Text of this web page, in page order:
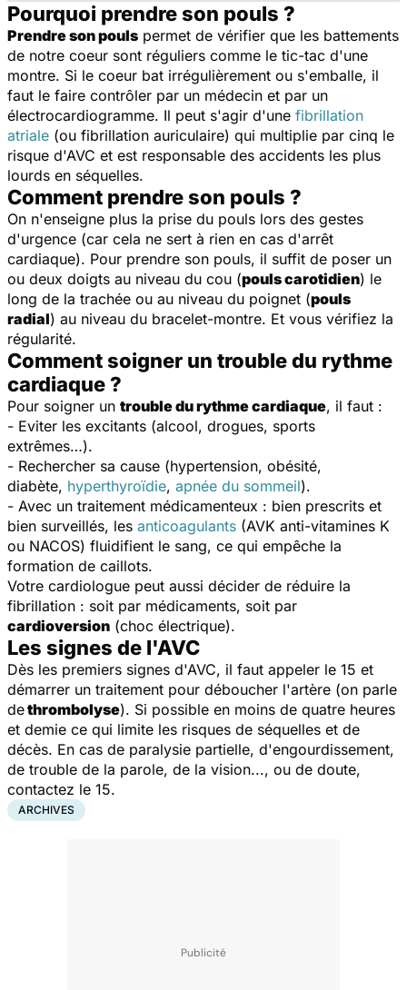
Pourquoi prendre son pouls ?
Prendre son pouls permet de vérifier que les battements
de notre coeur sont réguliers comme le tic-tac d'une
montre. Si le coeur bat irrégulièrement ou s'emballe, il
faut le faire contrôler par un médecin et par un
électrocardiogramme. Il peut s'agir d'une fibrillation
atriale (ou fibrillation auriculaire) qui multiplie par cinq le
risque d'AVC et est responsable des accidents les plus
lourds en séquelles.
Comment prendre son pouls ?
On n'enseigne plus la prise du pouls lors des gestes
d'urgence (car cela ne sert à rien en cas d'arrêt
cardiaque). Pour prendre son pouls, il suffit de poser un
ou deux doigts au niveau du cou (pouls carotidien) le
long de la trachée ou au niveau du poignet (pouls
radial) au niveau du bracelet-montre. Et vous vérifiez la
régularité.
Comment soigner un trouble du rythme
cardiaque ?
Pour soigner un trouble du rythme cardiaque, il faut :
- Eviter les excitants (alcool, drogues, sports
extrêmes…).
- Rechercher sa cause (hypertension, obésité,
diabète, hyperthyroïdie, apnée du sommeil).
- Avec un traitement médicamenteux : bien prescrits et
bien surveillés, les anticoagulants (AVK anti-vitamines K
ou NACOS) fluidifient le sang, ce qui empêche la
formation de caillots.
Votre cardiologue peut aussi décider de réduire la
fibrillation : soit par médicaments, soit par
cardioversion (choc électrique).
Les signes de l'AVC
Dès les premiers signes d'AVC, il faut appeler le 15 et
démarrer un traitement pour déboucher l'artère (on parle
dethrombolyse). Si possible en moins de quatre heures
et demie ce qui limite les risques de séquelles et de
décès. En cas de paralysie partielle, d'engourdissement,
de trouble de la parole, de la vision..., ou de doute,
contactez le 15.
ARCHIVES